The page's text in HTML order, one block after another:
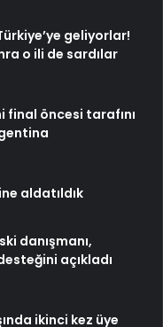
geliyorlar!
o ili de sardılar
final öncesi tarafını
aldatıldık
danışmanı,
açıkladı
ikinci kez üye